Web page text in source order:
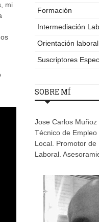
mi
Formación
Intermediación
Orientación laboral
Suscriptores
SOBRE MÍ
Jose Carlos Muñoz
Técnico de
Local. Promotor
Laboral.